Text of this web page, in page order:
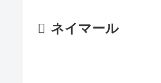
ネイマール